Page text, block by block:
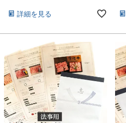
詳細を見る